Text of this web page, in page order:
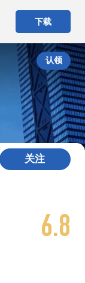
下载
认领
6.8
关注